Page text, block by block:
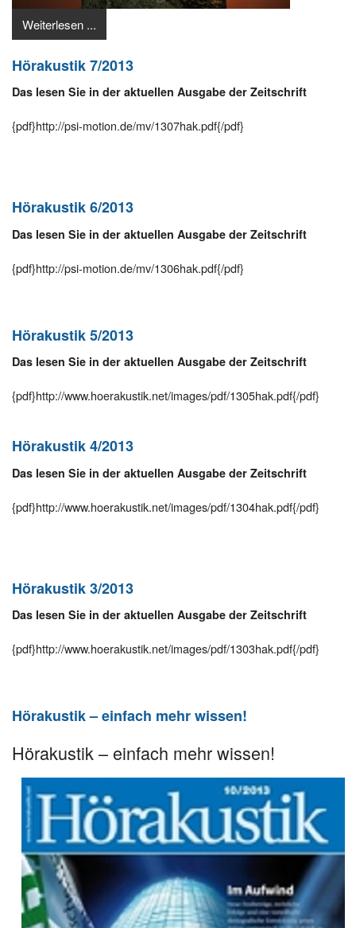
Weiterlesen ...
Hörakustik 7/2013
Das lesen Sie in der aktuellen Ausgabe der Zeitschrift
{pdf}http://psi-motion.de/mv/1307hak.pdf{/pdf}
Hörakustik 6/2013
Das lesen Sie in der aktuellen Ausgabe der Zeitschrift
{pdf}http://psi-motion.de/mv/1306hak.pdf{/pdf}
Hörakustik 5/2013
Das lesen Sie in der aktuellen Ausgabe der Zeitschrift
{pdf}http://www.hoerakustik.net/images/pdf/1305hak.pdf{/pdf}
Hörakustik 4/2013
Das lesen Sie in der aktuellen Ausgabe der Zeitschrift
{pdf}http://www.hoerakustik.net/images/pdf/1304hak.pdf{/pdf}
Hörakustik 3/2013
Das lesen Sie in der aktuellen Ausgabe der Zeitschrift
{pdf}http://www.hoerakustik.net/images/pdf/1303hak.pdf{/pdf}
Hörakustik – einfach mehr wissen!
Hörakustik – einfach mehr wissen!